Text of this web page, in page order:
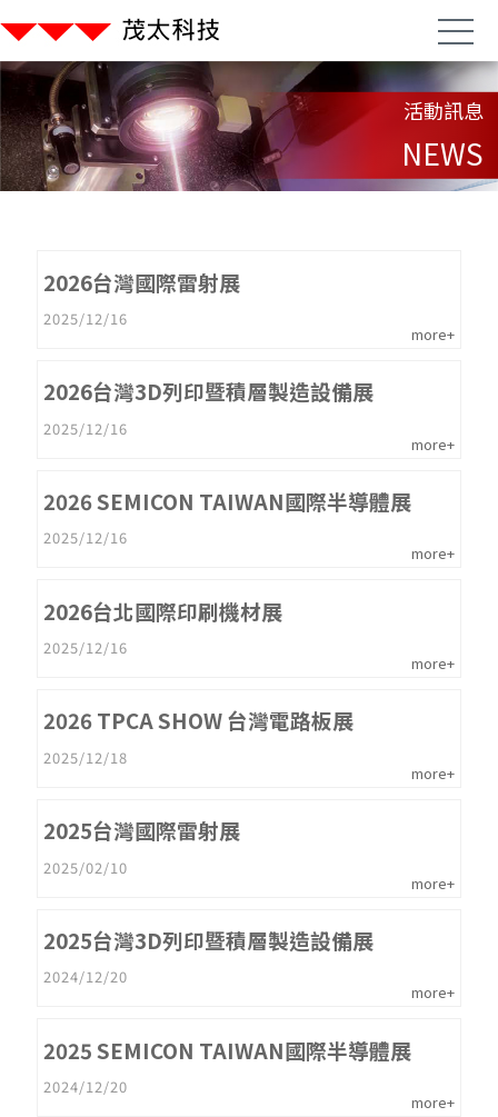
活動訊息
NEWS
2026台灣國際雷射展
2025/12/16
more+
2026台灣3D列印暨積層製造設備展
2025/12/16
more+
2026 SEMICON TAIWAN國際半導體展
2025/12/16
more+
2026台北國際印刷機材展
2025/12/16
more+
2026 TPCA SHOW 台灣電路板展
2025/12/18
more+
2025台灣國際雷射展
2025/02/10
more+
2025台灣3D列印暨積層製造設備展
2024/12/20
more+
2025 SEMICON TAIWAN國際半導體展
2024/12/20
more+